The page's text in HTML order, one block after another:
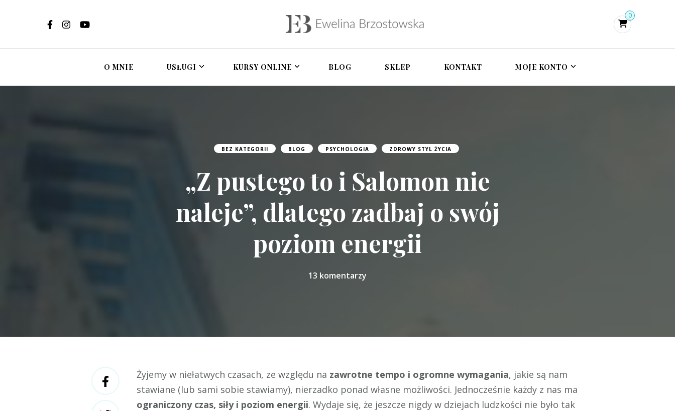
Ewelina Brzostowska – psycholożka i psychoterapeutka
integracyjna, zdrada i trauma
Psychoterapia, terapia par, rozwój osobisty, pomoc po zdradzie, terapia traumy 0
O MNIE USŁUGI KURSY ONLINE BLOG SKLEP KONTAKT MOJE KONTO
BEZ KATEGORII BLOG PSYCHOLOGIA ZDROWY STYL ŻYCIA
„Z pustego to i Salomon nie
naleje”, dlatego zadbaj o swój
poziom energii
13 komentarzy
Żyjemy w niełatwych czasach, ze względu na zawrotne tempo i ogromne wymagania, jakie są nam
stawiane (lub sami sobie stawiamy), nierzadko ponad własne możliwości. Jednocześnie każdy z nas ma
ograniczony czas, siły i poziom energii. Wydaje się, że jeszcze nigdy w dziejach ludzkości nie było tak